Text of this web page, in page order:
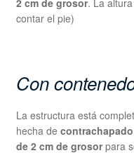
2 cm de grosor. La
contar el pie)
Con
La estructura está
hecha de
de 2 cm de grosorpara